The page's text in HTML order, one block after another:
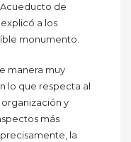
Acueducto de
a los
monumento.
manera muy
lo que respecta al
y
más
la